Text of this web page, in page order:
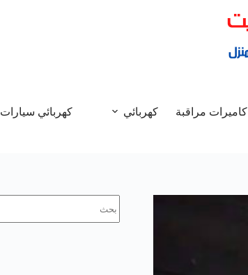
كاميرات مراقبة كهربائي كهربائي سيارات